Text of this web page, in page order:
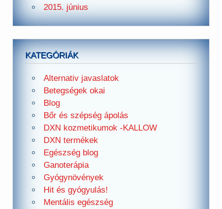
2015. június
KATEGÓRIÁK
Alternativ javaslatok
Betegségek okai
Blog
Bőr és szépség ápolás
DXN kozmetikumok -KALLOW
DXN termékek
Egészség blog
Ganoterápia
Gyógynövények
Hit és gyógyulás!
Mentális egészség